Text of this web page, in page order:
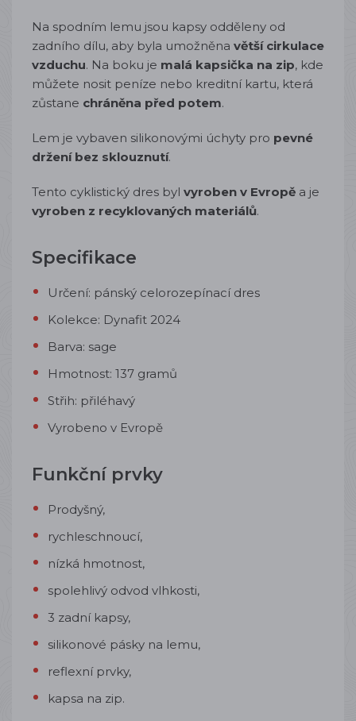
Na spodním lemu jsou kapsy odděleny od
zadního dílu, aby byla umožněna větší cirkulace
vzduchu. Na boku je malá kapsička na zip, kde
můžete nosit peníze nebo kreditní kartu, která
zůstane chráněna před potem.
Lem je vybaven silikonovými úchyty pro pevné
držení bez sklouznutí.
Tento cyklistický dres byl vyroben v Evropě a je
vyroben z recyklovaných materiálů.
Specifikace
Určení: pánský celorozepínací dres
Kolekce: Dynafit 2024
Barva: sage
Hmotnost: 137 gramů
Střih: přiléhavý
Vyrobeno v Evropě
Funkční prvky
Prodyšný,
rychleschnoucí,
nízká hmotnost,
spolehlivý odvod vlhkosti,
3 zadní kapsy,
silikonové pásky na lemu,
reflexní prvky,
kapsa na zip.